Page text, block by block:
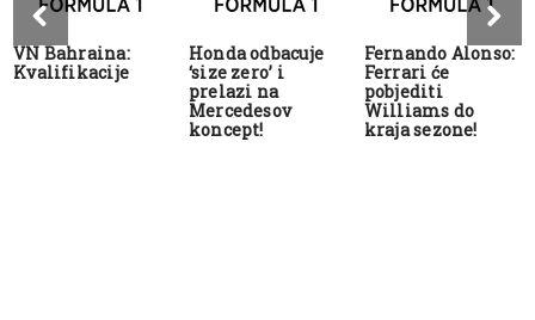
VN Bahraina:
Kvalifikacije
Honda odbacuje
‘size zero’ i
prelazi na
Mercedesov
koncept!
Fernando Alonso:
Ferrari će
pobjediti
Williams do
kraja sezone!